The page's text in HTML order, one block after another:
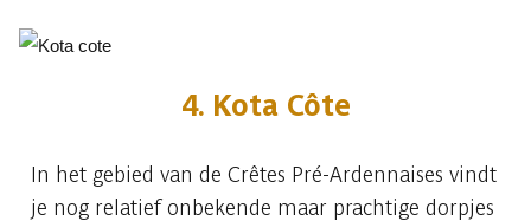
4. Kota Côte
In het gebied van de Crêtes Pré-Ardennaises vindt
je nog relatief onbekende maar prachtige dorpjes